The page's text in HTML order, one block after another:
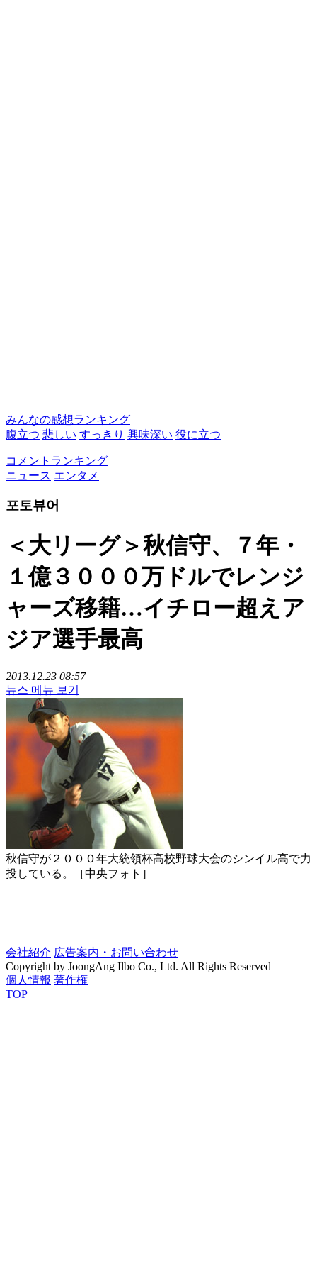
みんなの感想ランキング
腹立つ 悲しい すっきり 興味深い 役に立つ
コメントランキング
ニュース エンタメ
포토뷰어
＜大リーグ＞秋信守、７年・
１億３０００万ドルでレンジ
ャーズ移籍…イチロー超えア
ジア選手最高
2013.12.23 08:57
뉴스 메뉴 보기
秋信守が２０００年大統領杯高校野球大会のシンイル高で力
投している。［中央フォト］
会社紹介 広告案内・お問い合わせ
Copyright by JoongAng Ilbo Co., Ltd. All Rights Reserved
個人情報 著作権
TOP